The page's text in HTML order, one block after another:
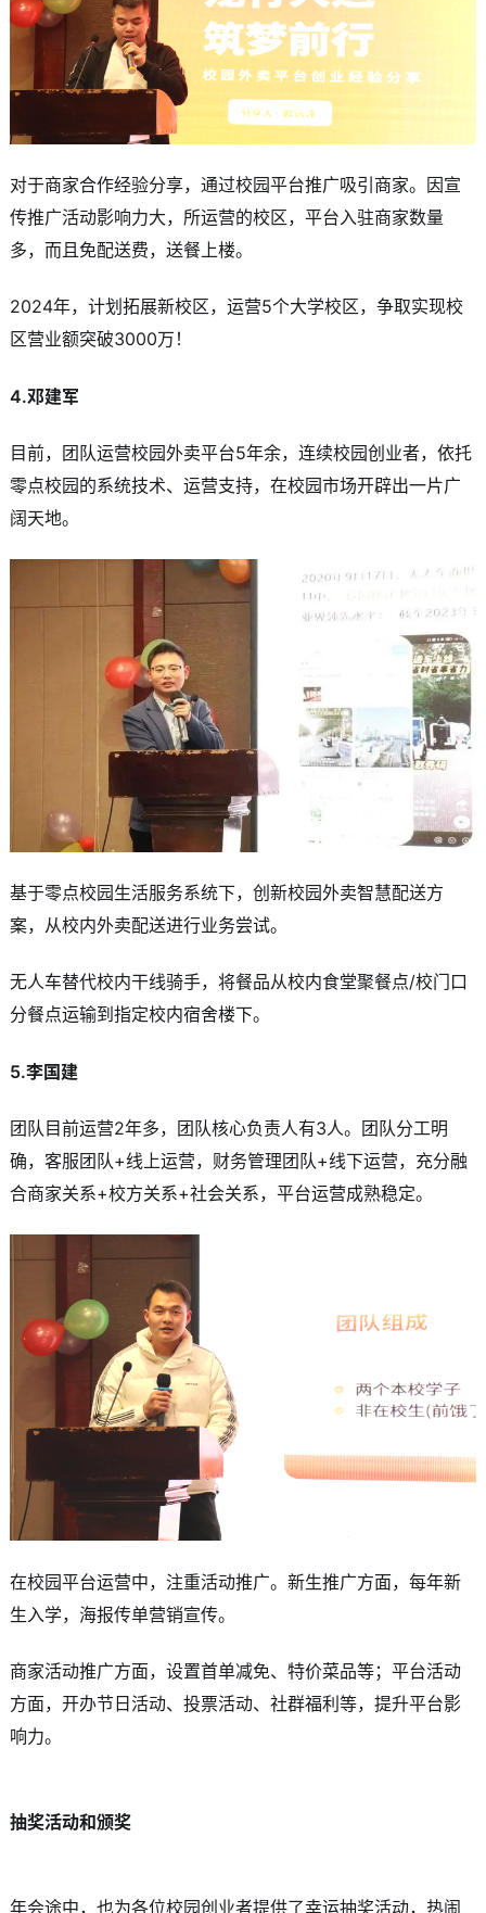
对于商家合作经验分享，通过校园平台推广吸引商家。因宣
传推广活动影响力大，所运营的校区，平台入驻商家数量
多，而且免配送费，送餐上楼。
2024年，计划拓展新校区，运营5个大学校区，争取实现校
区营业额突破3000万！
4.邓建军
目前，团队运营校园外卖平台5年余，连续校园创业者，依托
零点校园的系统技术、运营支持，在校园市场开辟出一片广
阔天地。
基于零点校园生活服务系统下，创新校园外卖智慧配送方
案，从校内外卖配送进行业务尝试。
无人车替代校内干线骑手，将餐品从校内食堂聚餐点/校门口
分餐点运输到指定校内宿舍楼下。
5.李国建
团队目前运营2年多，团队核心负责人有3人。团队分工明
确，客服团队+线上运营，财务管理团队+线下运营，充分融
合商家关系+校方关系+社会关系，平台运营成熟稳定。
在校园平台运营中，注重活动推广。新生推广方面，每年新
生入学，海报传单营销宣传。
商家活动推广方面，设置首单减免、特价菜品等；平台活动
方面，开办节日活动、投票活动、社群福利等，提升平台影
响力。
抽奖活动和颁奖
年会途中，也为各位校园创业者提供了幸运抽奖活动，热闹